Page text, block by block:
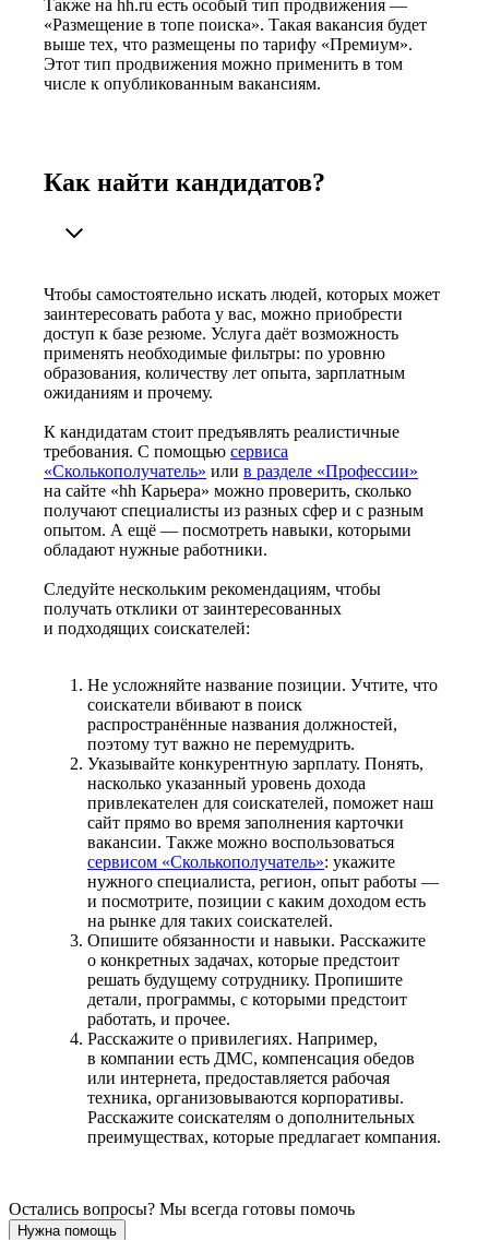
Также на hh.ru есть особый тип продвижения —
«Размещение в топе поиска». Такая вакансия будет
выше тех, что размещены по тарифу «Премиум».
Этот тип продвижения можно применить в том
числе к опубликованным вакансиям.
Как найти кандидатов?
Чтобы самостоятельно искать людей, которых может
заинтересовать работа у вас, можно приобрести
доступ к базе резюме. Услуга даёт возможность
применять необходимые фильтры: по уровню
образования, количеству лет опыта, зарплатным
ожиданиям и прочему.
К кандидатам стоит предъявлять реалистичные
требования. С помощью сервиса
«Сколькополучатель» или в разделе «Профессии»
на сайте «hh Карьера» можно проверить, сколько
получают специалисты из разных сфер и с разным
опытом. А ещё — посмотреть навыки, которыми
обладают нужные работники.
Следуйте нескольким рекомендациям, чтобы
получать отклики от заинтересованных
и подходящих соискателей:
Не усложняйте название позиции. Учтите, что
соискатели вбивают в поиск
распространённые названия должностей,
поэтому тут важно не перемудрить.
Указывайте конкурентную зарплату. Понять,
насколько указанный уровень дохода
привлекателен для соискателей, поможет наш
сайт прямо во время заполнения карточки
вакансии. Также можно воспользоваться
сервисом «Сколькополучатель»: укажите
нужного специалиста, регион, опыт работы —
и посмотрите, позиции с каким доходом есть
на рынке для таких соискателей.
Опишите обязанности и навыки. Расскажите
о конкретных задачах, которые предстоит
решать будущему сотруднику. Пропишите
детали, программы, с которыми предстоит
работать, и прочее.
Расскажите о привилегиях. Например,
в компании есть ДМС, компенсация обедов
или интернета, предоставляется рабочая
техника, организовываются корпоративы.
Расскажите соискателям о дополнительных
преимуществах, которые предлагает компания.
Остались вопросы? Мы всегда готовы помочь
Нужна помощь